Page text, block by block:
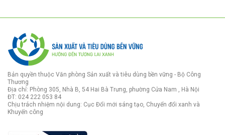
Bản quyền thuộc Văn phòng Sản xuất và tiêu dùng bền vững - Bộ Công
Thương
Địa chỉ: Phòng 305, Nhà B, 54 Hai Bà Trưng, phường Cửa Nam , Hà Nội
ĐT: 024 222 053 84
Chịu trách nhiệm nội dung: Cục Đổi mới sáng tạo, Chuyển đổi xanh và
Khuyến công